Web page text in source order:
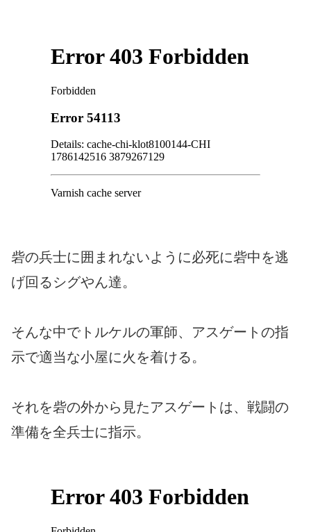
砦の兵士に囲まれないように必死に砦中を逃
げ回るシグやん達。
そんな中でトルケルの軍師、アスゲートの指
示で適当な小屋に火を着ける。
それを砦の外から見たアスゲートは、戦闘の
準備を全兵士に指示。